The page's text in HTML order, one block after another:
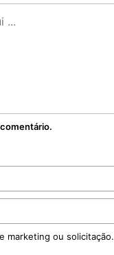
marketing ou solicitação.